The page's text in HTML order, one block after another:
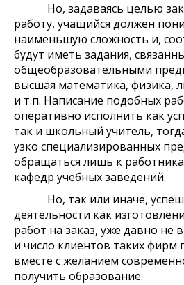
Но, задаваясь целью
работу, учащийся должен
наименьшую сложность и,
будут иметь задания,
общеобразовательными
высшая математика, физика,
и т.п. Написание подобных
оперативно исполнить как
так и школьный учитель,
узко специализированных
обращаться лишь к
кафедр учебных заведений.
Но, так или иначе,
деятельности как
работ на заказ, уже давно не
и число клиентов таких фирм
вместе с желанием
получить образование.